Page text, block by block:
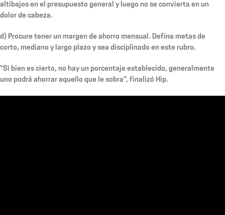
altibajos en el presupuesto general y luego no se convierta en un
dolor de cabeza.
d) Procure tener un margen de ahorro mensual. Defina metas de
corto, mediano y largo plazo y sea disciplinado en este rubro.
“Si bien es cierto, no hay un porcentaje establecido, generalmente
uno podrá ahorrar aquello que le sobra”, finalizó Hip.